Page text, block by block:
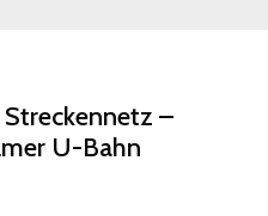
Streckennetz –
U-Bahn